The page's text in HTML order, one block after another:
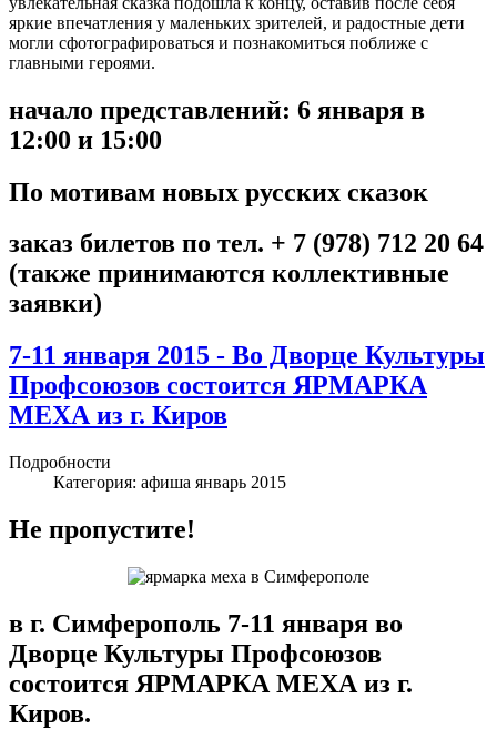
яркие впечатления у маленьких зрителей, и радостные дети
могли сфотографироваться и познакомиться поближе с
главными героями.
начало представлений: 6 января в
12:00 и 15:00
По мотивам новых русских сказок
заказ билетов по тел. + 7 (978) 712 20 64
(также принимаются коллективные
заявки)
7-11 января 2015 - Во Дворце Культуры
Профсоюзов состоится ЯРМАРКА
МЕХА из г. Киров
Подробности
Категория: афиша январь 2015
Не пропустите!
в г. Симферополь 7-11 января во
Дворце Культуры Профсоюзов
состоится ЯРМАРКА МЕХА из г.
Киров.